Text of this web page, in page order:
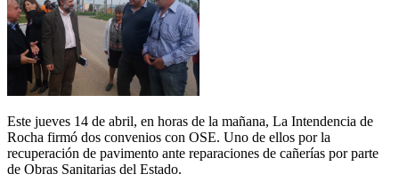
Este jueves 14 de abril, en horas de la mañana, La Intendencia de
Rocha firmó dos convenios con OSE. Uno de ellos por la
recuperación de pavimento ante reparaciones de cañerías por parte
de Obras Sanitarias del Estado.